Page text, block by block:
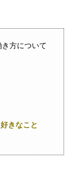
方について
きなこと